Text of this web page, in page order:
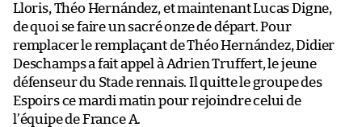
Lloris, Théo Hernández, et maintenant Lucas Digne,
de quoi se faire un sacré onze de départ. Pour
remplacer le remplaçant de Théo Hernández, Didier
Deschamps a fait appel à Adrien Truffert, le jeune
défenseur du Stade rennais. Il quitte le groupe des
Espoirs ce mardi matin pour rejoindre celui de
l’équipe de France A.